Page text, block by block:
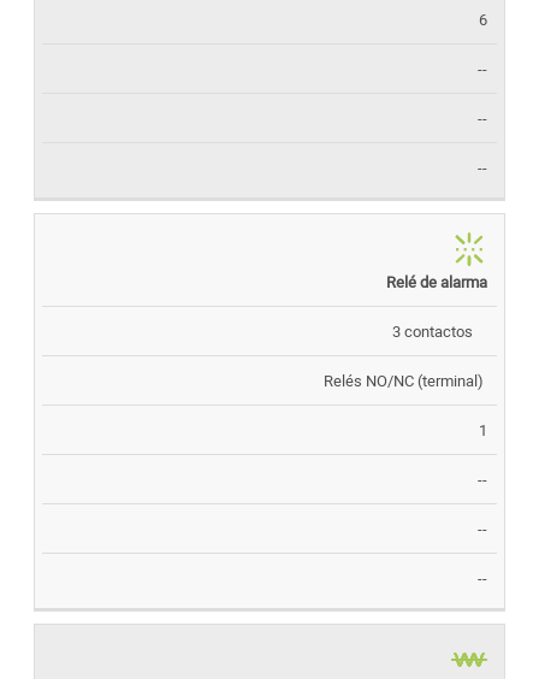
6
--
--
--
Relé de alarma
3 contactos
Relés NO/NC (terminal)
1
--
--
--